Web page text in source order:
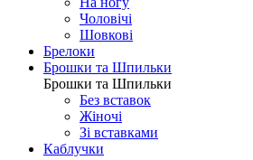
Чоловічі
Шовковi
Брелоки
Брошки та Шпильки
Брошки та Шпильки
Без вставок
Жіночі
Зі вставками
Каблучки